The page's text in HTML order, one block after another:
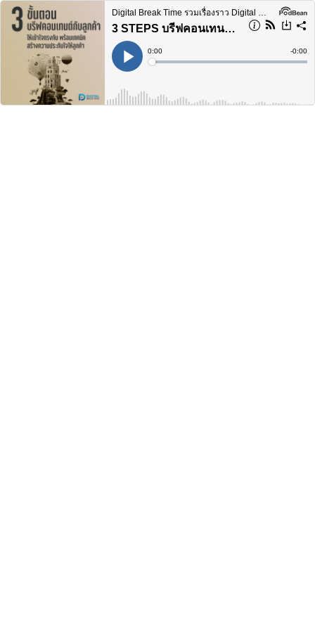
Digital Break Time รวมเรื่องราว Digital Marketing ในทุกแง่มุม
3 STEPS บรีฟคอนเทนต์ กับลูกค้าอย่างไรให้เข้าใจตรงกัน พร้อมเทคนิคสร้างความประทับใจให้ลูกค้า-DBT109
Play
Current
Time
0:00
Loaded:
Time
-0:00